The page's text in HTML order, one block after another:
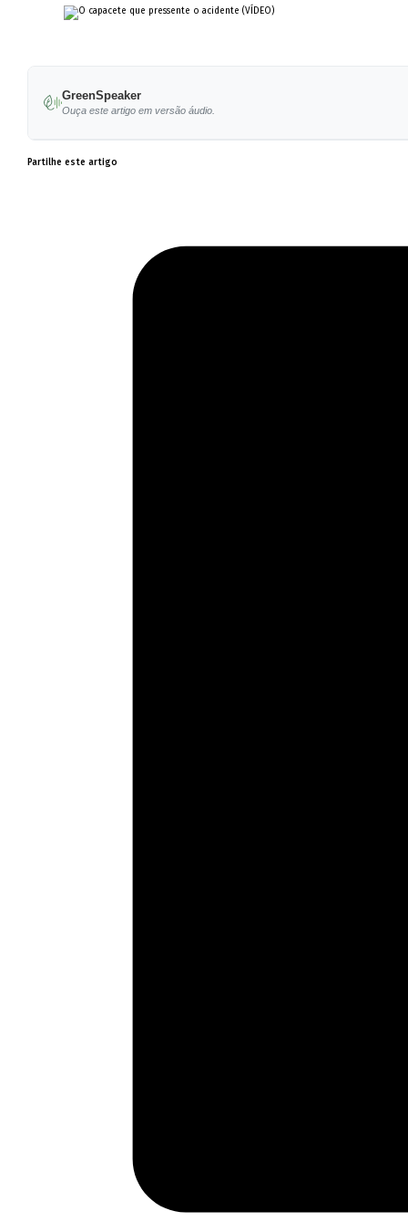
GreenSpeaker
Ouça este artigo em versão áudio.
Partilhe este artigo